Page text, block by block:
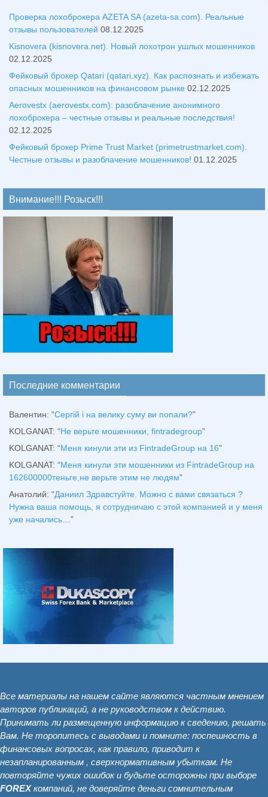
Проверка лохоброкера AZETA SA (azeta-sa.com). Реальные
отзывы пользователей 08.12.2025
Kisnovera (kisnovera.net). Новый лохотрон ушлых мошенников
02.12.2025
Фейковый брокер Qatari (qatari.xyz). Как распознать и избежать
опасных мошенников на финансовом рынке 02.12.2025
Aerovestx (aerovestx.com): разоблачение анонимного
лохоброкера – честные отзывы и реальные последствия!
02.12.2025
Фейковый брокер Prime Trust Market (primetrustmarket.com).
Честные отзывы и разоблачение мошенников! 01.12.2025
Внимание!!! Розыск!!!
Последние комментарии
Валентин: “Сергій і на велику суму ви попали?”
KOLGANAT: “Не верьте мошенники, fintradegroup”
KOLGANAT: “Меня кинули эти из FintradeGroup на 16”
KOLGANAT: “Меня кинули эти мошенники из FintradeGroup на
162600000теньге,не верьте этим не людям”
Анатолий: “Даниил Здравстуйте. Можно с вами связаться ?
Нужна ваша помощь, я сотрудничаю с этой компанией и у меня
уже начались… ”
Все материалы на нашем сайте являются частным мнением
авторов публикаций, а не руководством к действию.
Принимать ли размещенную информацию к сведению, решать
Вам. Не торопитесь с выводами и помните: поспешность в
финансовых вопросах, как правило, приводит к
незапланированным , сверхнормативным убыткам. Не
повторяйте чужих ошибок и будьте осторожны при выборе
FOREXкомпаний, не доверяйте деньги сомнительным